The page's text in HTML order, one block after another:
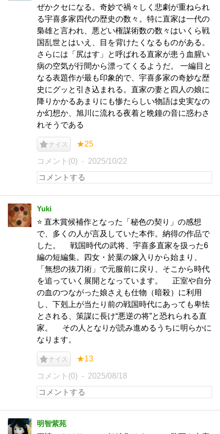
ぜかクセになる。奇妙で禍々しく悲劇が重ねられ
る宇喜多家四代の歴史の数々。特に直家は一代の
梟雄と言われ、悪どい権謀術数の数々はいくら戦
国乱世とはいえ、目を背けたくなるものがある。
さらには「尻はす」と呼ばれる直家が患う血腥い
病の空気が行間から漂ってくるようだ。 一編目と
なる表題作が最も印象的で、宇喜多家の奇妙な歴
史にグッと引き込まれる。直家の妻と四人の娘に
降りかかるあまりにも惨たらしい物語は史実なの
か幻想か、旭川に流れる夜着と晩鐘の音に惑わさ
れそうである
ナイス ★25
コメント(0) 2025/10/22
Yuki
⭐️ 直木賞候補作となった「秘色の契り」の感想
で、多くの人が言及していた本作。納得の作品で
した。 戦国時代の武将、宇喜多直家を扱った6
編の短編集。四女・於葉の嫁入りから始まり、
「無想の抜刀術」で元服前に戻り、そこから時代
を追っていく展開となっています。 正室や自分
の血のつながった娘さえも仕物（暗殺）に利用
し、下剋上が当たり前の戦国時代にあっても卑怯
とされる、策謀に長け“悪逆の将”と恐れられる直
家。 その人となりが読み進めるうちに明らかに
なります。
ナイス ★13
コメント(0) 2025/08/18
明智紫苑